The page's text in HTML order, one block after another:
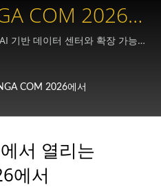
COM 2026에
케이블을 선
기반 데이터 센터와 확장 가능한
COM 2026에서
서 열리는
에서